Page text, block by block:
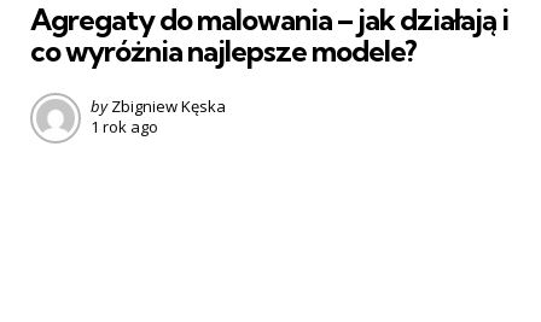
Agregaty do malowania – jak działają i
co wyróżnia najlepsze modele?
Posted
by
by Zbigniew Kęska
1 rok ago